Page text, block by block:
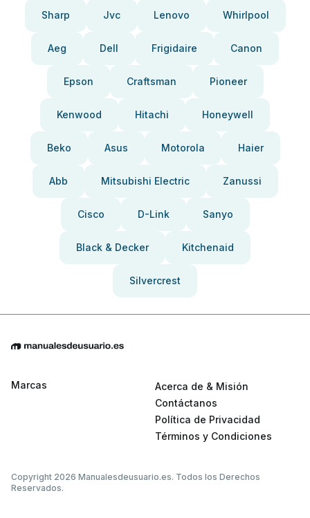
Sharp Jvc Lenovo Whirlpool
Aeg Dell Frigidaire Canon
Epson Craftsman Pioneer
Kenwood Hitachi Honeywell
Beko Asus Motorola Haier
Abb Mitsubishi Electric Zanussi
Cisco D-Link Sanyo
Black & Decker Kitchenaid
Silvercrest
Marcas
Acerca de & Misión
Contáctanos
Política de Privacidad
Términos y Condiciones
Copyright 2026 Manualesdeusuario.es. Todos los Derechos
Reservados.